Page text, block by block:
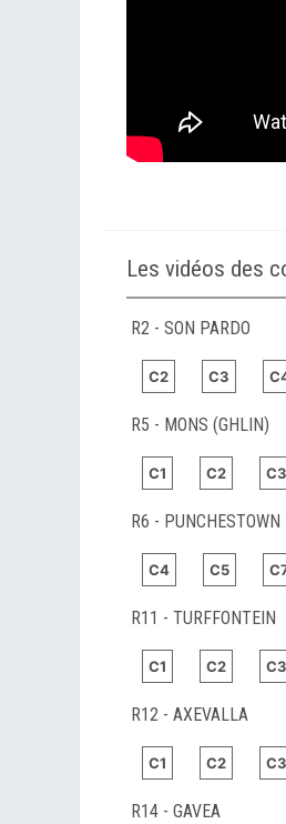
Les vidéos des
R2 - SON PARDO
C2 C3
R5 - MONS (GHLIN)
C1 C2 C3
R6 - PUNCHESTOWN
C4 C5
R11 - TURFFONTEIN
C1 C2 C3
R12 - AXEVALLA
C1 C2 C3
R14 - GAVEA